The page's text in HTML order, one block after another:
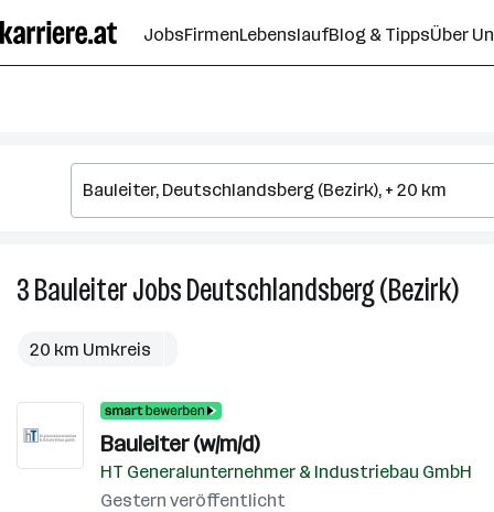
Seiteninhalt
springen
JobsFirmenLebenslaufBlog & TippsÜber
3BauleiterJobsDeutschlandsberg (Bezirk)3
20 km Umkreis
Bauleiter (w/m/d)
HT Generalunternehmer & Industriebau GmbH
Gestern veröffentlicht